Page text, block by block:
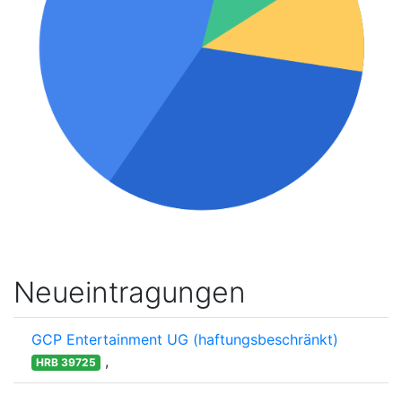
Neueintragungen
GCP Entertainment UG (haftungsbeschränkt)
HRB 39725 ,